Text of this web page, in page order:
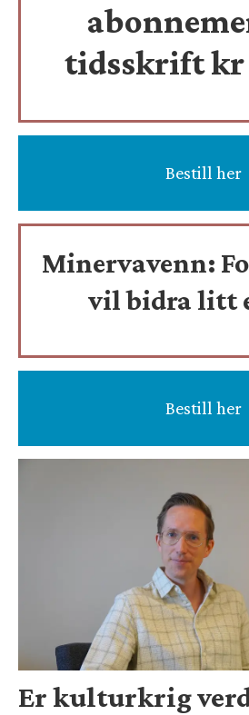
tidsskriftkr
Bestill her
Minervavenn:
vil bidra litt
Bestill her
Er kulturkrig